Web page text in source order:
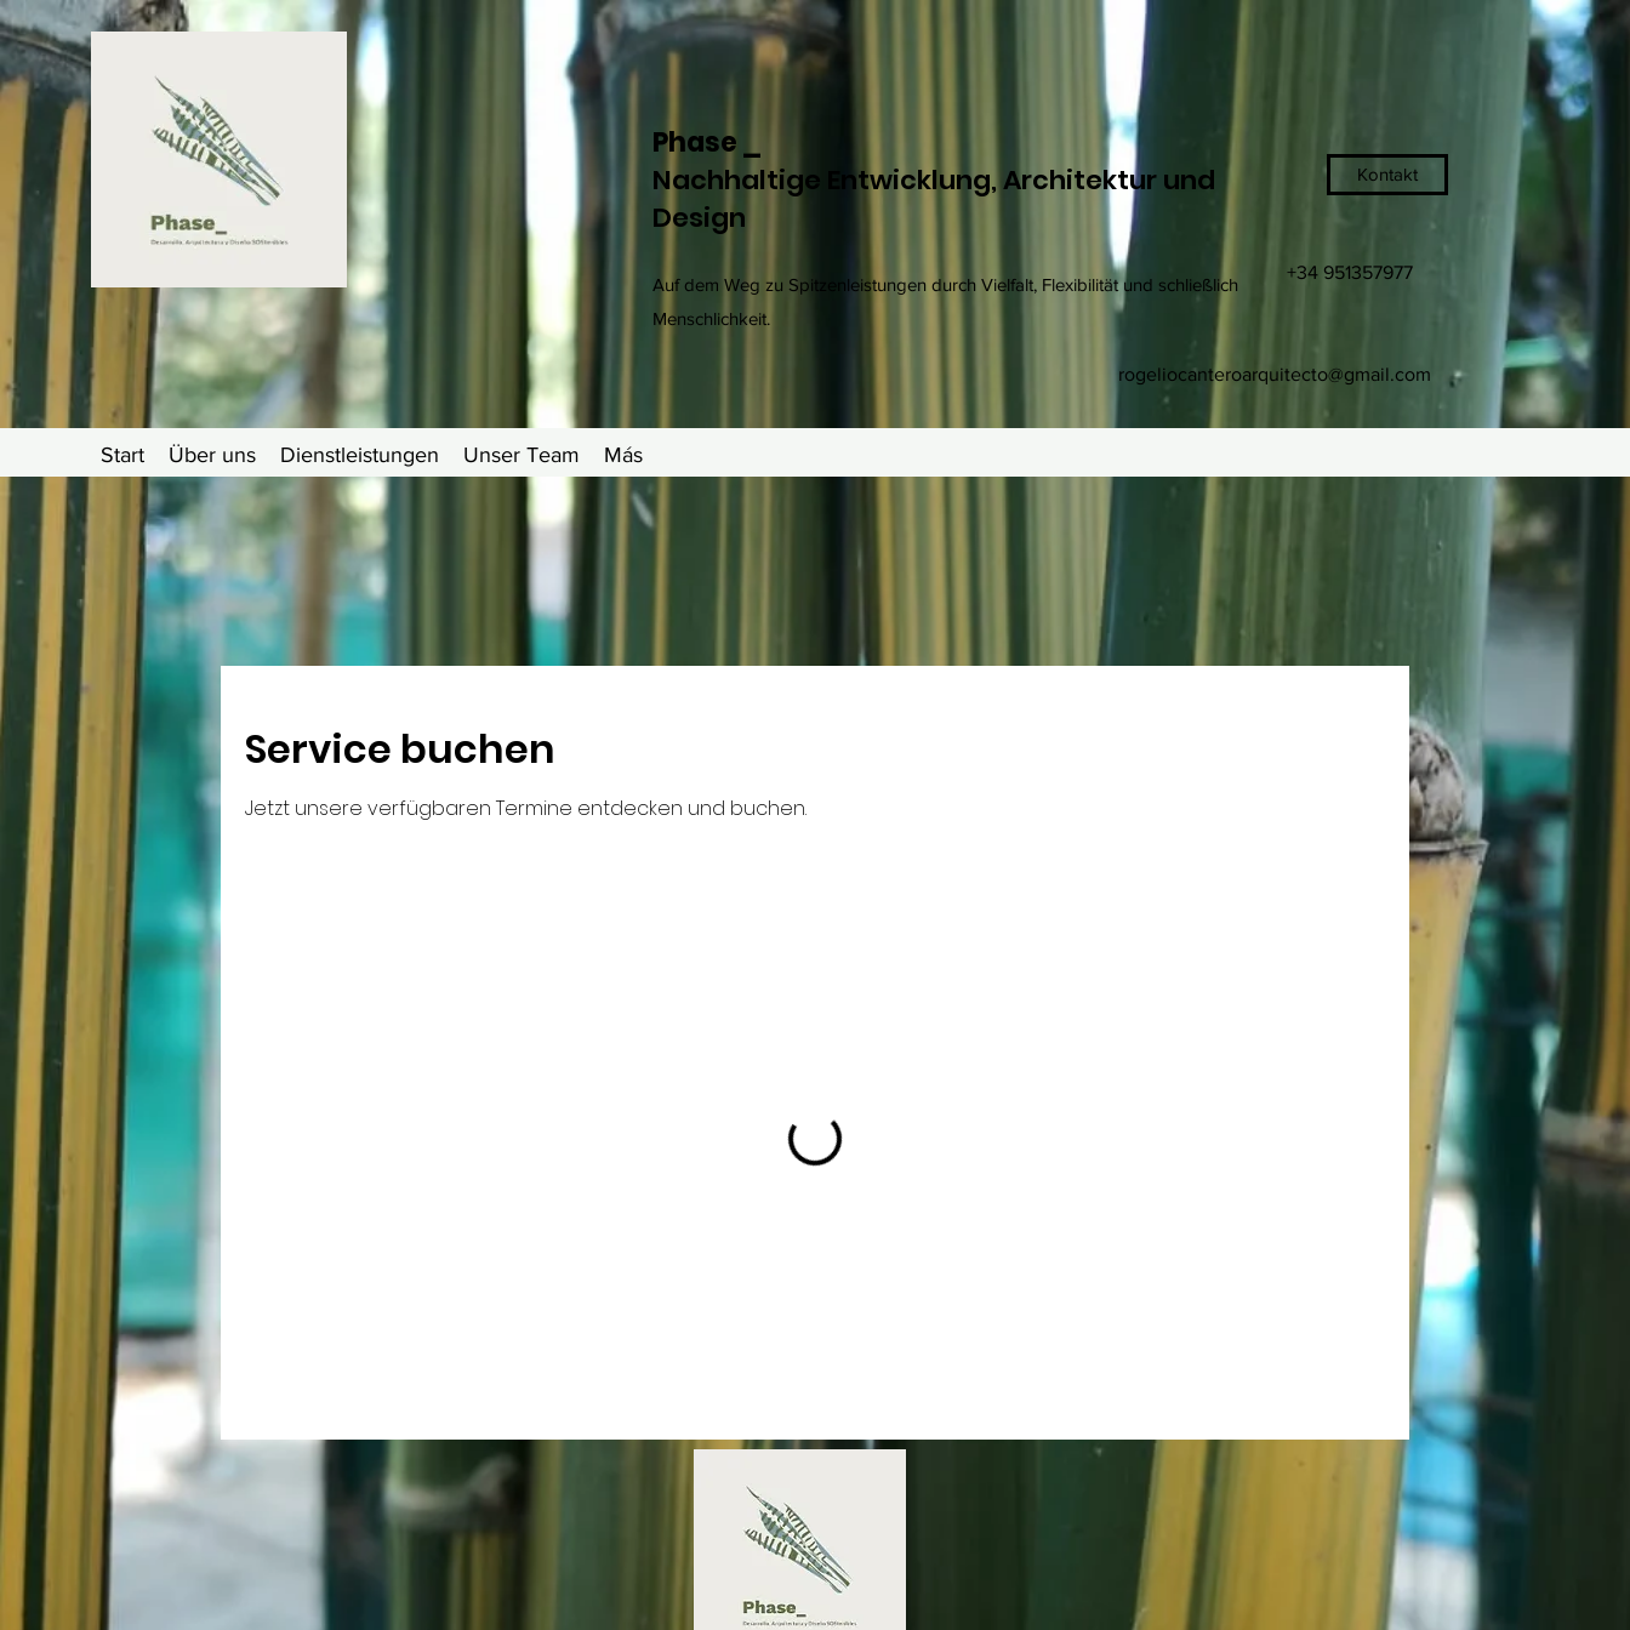
Phase _
Nachhaltige Entwicklung, Architektur und
Design
Auf dem Weg zu Spitzenleistungen durch Vielfalt, Flexibilität und schließlich
Menschlichkeit.
Kontakt
Start Über uns Dienstleistungen Unser Team Más
+34 951357977
rogeliocanteroarquitecto@gmail.com
Service buchen
Jetzt unsere verfügbaren Termine entdecken und buchen.